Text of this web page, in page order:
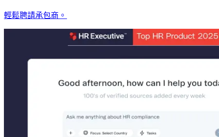
輕鬆聘請承包商。​​